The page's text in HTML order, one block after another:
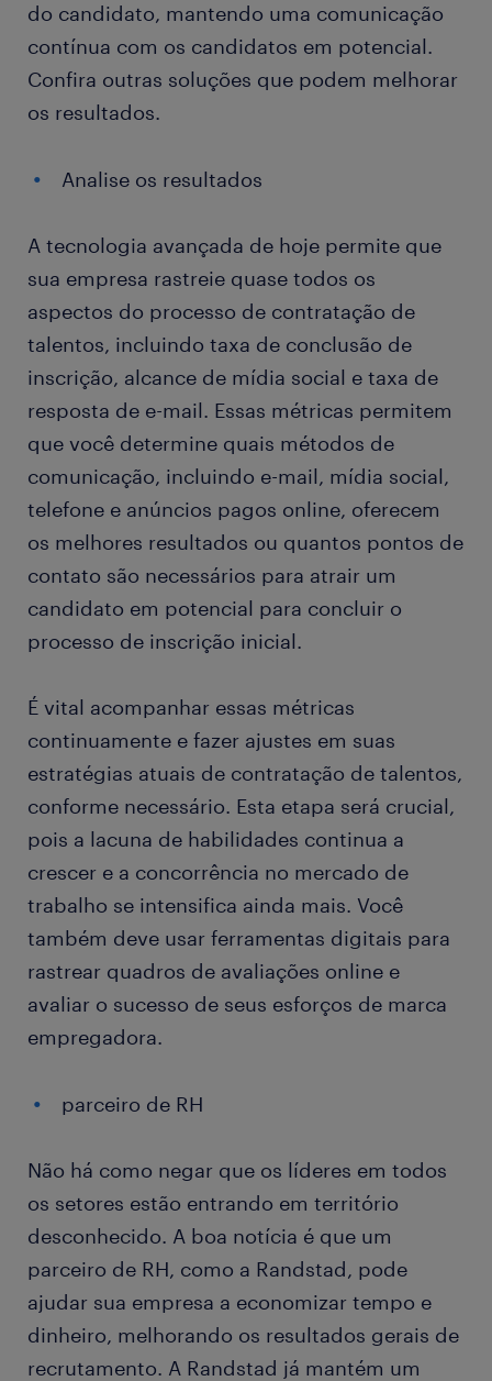
do candidato, mantendo uma comunicação
contínua com os candidatos em potencial.
Confira outras soluções que podem melhorar
os resultados.
Analise os resultados
A tecnologia avançada de hoje permite que
sua empresa rastreie quase todos os
aspectos do processo de contratação de
talentos, incluindo taxa de conclusão de
inscrição, alcance de mídia social e taxa de
resposta de e-mail. Essas métricas permitem
que você determine quais métodos de
comunicação, incluindo e-mail, mídia social,
telefone e anúncios pagos online, oferecem
os melhores resultados ou quantos pontos de
contato são necessários para atrair um
candidato em potencial para concluir o
processo de inscrição inicial.
É vital acompanhar essas métricas
continuamente e fazer ajustes em suas
estratégias atuais de contratação de talentos,
conforme necessário. Esta etapa será crucial,
pois a lacuna de habilidades continua a
crescer e a concorrência no mercado de
trabalho se intensifica ainda mais. Você
também deve usar ferramentas digitais para
rastrear quadros de avaliações online e
avaliar o sucesso de seus esforços de marca
empregadora.
parceiro de RH
Não há como negar que os líderes em todos
os setores estão entrando em território
desconhecido. A boa notícia é que um
parceiro de RH, como a Randstad, pode
ajudar sua empresa a economizar tempo e
dinheiro, melhorando os resultados gerais de
recrutamento. A Randstad já mantém um